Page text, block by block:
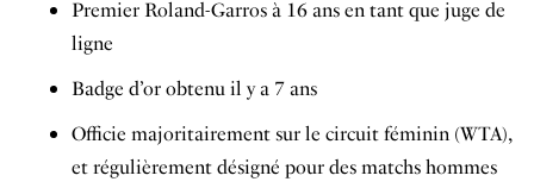
Premier Roland-Garros à 16 ans en tant que juge de
ligne
Badge d’or obtenu il y a 7 ans
Officie majoritairement sur le circuit féminin (WTA),
et régulièrement désigné pour des matchs hommes